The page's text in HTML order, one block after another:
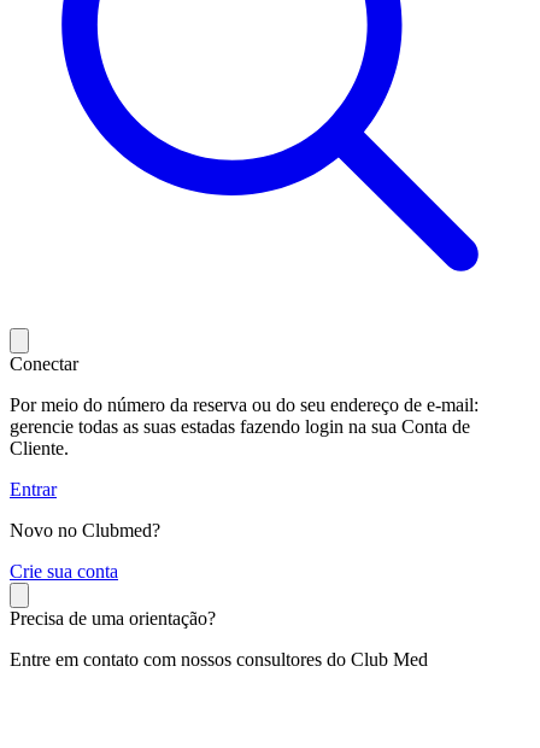
Conectar
Por meio do número da reserva ou do seu endereço de e-mail:
gerencie todas as suas estadas fazendo login na sua Conta de
Cliente.
Entrar
Novo no Clubmed?
Crie sua conta
Precisa de uma orientação?
Entre em contato com nossos consultores do Club Med